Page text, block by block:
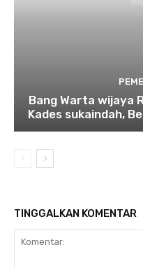
Bang Warta wijaya
Kades sukaindah,
TINGGALKAN KOMENTAR